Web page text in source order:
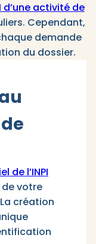
d’une activité de
Cependant,
demande
du dossier.
de l’INPI
votre
création